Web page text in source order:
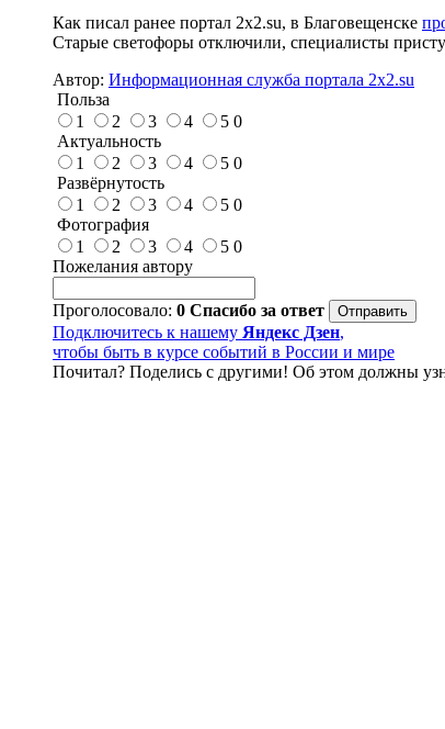
Как писал ранее портал 2х2.su, в Благовещенске
Старые светофоры отключили, специалисты
Автор: Информационная служба портала 2x2.su
Польза
1
2 3 4 5 0
Актуальность
1
2 3 4 5 0
Развёрнутость
1
2 3 4 5 0
Фотография
1
2 3 4 5 0
Пожелания автору
Проголосовало: 0 Спасибо за ответ
Подключитесь к нашему Яндекс Дзен,
чтобы быть в курсе событий в России и мире
Почитал? Поделись с другими! Об этом должны